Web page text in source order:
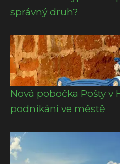
správný druh?
Nová pobočka Pošty v
podnikání ve městě